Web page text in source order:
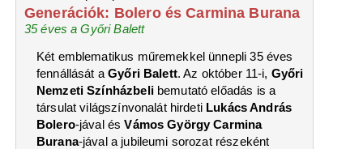
Generációk: Bolero és Carmina Burana
35 éves a Győri Balett
Két emblematikus műremekkel ünnepli 35 éves
fennállását aGyőri Balett. Az október 11-i, Győri
Nemzeti Színházbelibemutató előadás is a
társulat világszínvonalát hirdeti Lukács András
Bolero-jával ésVámos György Carmina
Burana-jával a jubileumi sorozat részeként